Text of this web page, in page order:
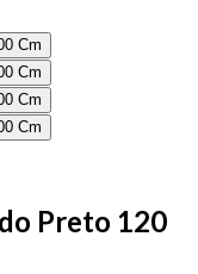
Preto 120